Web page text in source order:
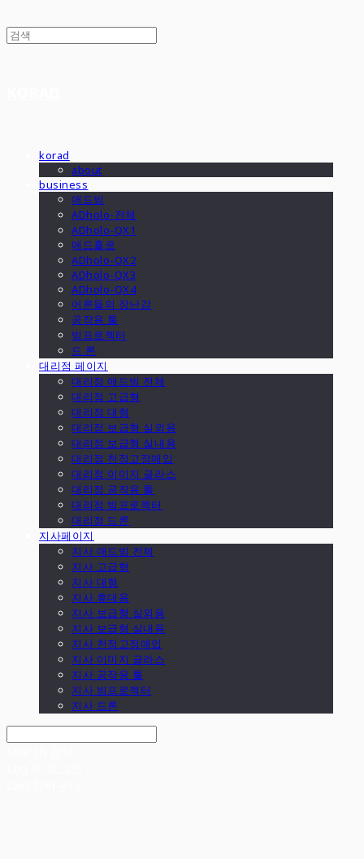
korad
about
business
애드빔
ADholo-전체
ADholo-QX1
애드홀로
ADholo-QX2
ADholo-QX3
ADholo-QX4
어른들의 장난감
공작용 툴
빔프로젝터
드 론
대리점 페이지
대리점 애드빔 전체
대리점 고급형
대리점 대형
대리점 보급형 실외용
대리점 보급형 실내용
대리점 천정고정매입
대리점 이미지 글라스
대리점 공작용 툴
대리점 빔프로젝터
대리점 드론
지사페이지
지사 애드빔 전체
지사 고급형
지사 대형
지사 휴대용
지사 보급형 실외용
지사 보급형 실내용
지사 천정고정매입
지사 이미지 글라스
지사 공작용 툴
지사 빔프로젝터
지사 드론